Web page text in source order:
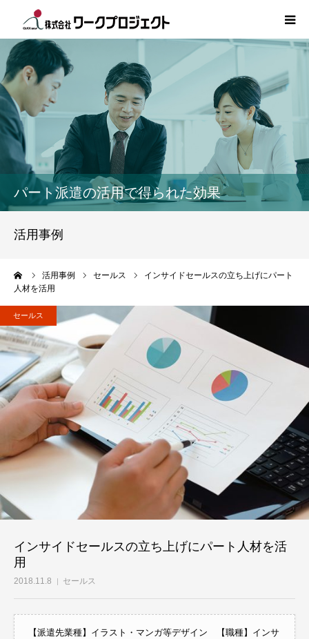
パート派遣の活用で得られた効果
活用事例
活用事例 セールス
インサイドセールスの立ち上げにパート
人材を活用
セールス
インサイドセールスの立ち上げにパート人材を活
用
2018.11.8 セールス
【派遣先業種】イラスト・マンガ等デザイン 【職種】インサ
TOP
初めての方
サービス
活用事例
インタビュー
お問い合わせ